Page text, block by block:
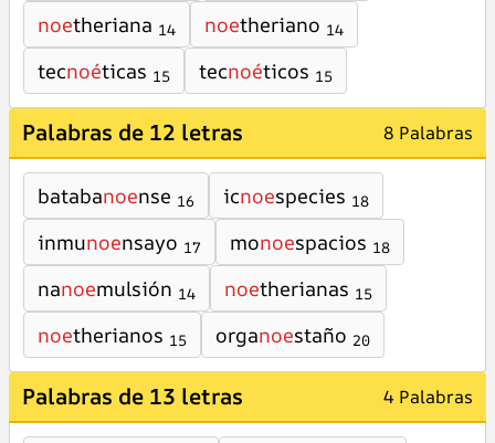
noetheriana 14 noetheriano 14
tecnoéticas 15 tecnoéticos 15
Palabras de 12 letras 8 Palabras
batabanoense 16 icnoespecies 18
inmunoensayo 17 monoespacios 18
nanoemulsión 14 noetherianas 15
noetherianos 15 organoestaño 20
Palabras de 13 letras 4 Palabras